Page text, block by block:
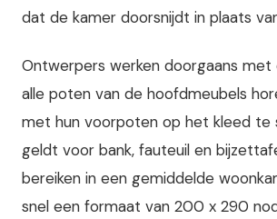
dat de kamer doorsnijdt in plaats
Ontwerpers werken doorgaans met
alle poten van de hoofdmeubels
met hun voorpoten op het kleed te
geldt voor bank, fauteuil en
bereiken in een gemiddelde
snel een formaat van 200 x 290